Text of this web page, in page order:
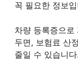
꼭 필요한 정보
차량 등록증으로
두면, 보험료 산
줄일 수 있습니